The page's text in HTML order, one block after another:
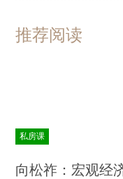
推荐阅读
私房课
向松祚：宏观经